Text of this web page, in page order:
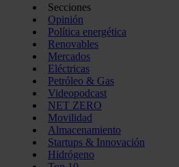
Secciones
Opinión
Política energética
Renovables
Mercados
Eléctricas
Petróleo & Gas
Videopodcast
NET ZERO
Movilidad
Almacenamiento
Startups & Innovación
Hidrógeno